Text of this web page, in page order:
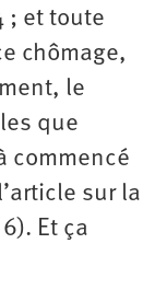
; et toute
chômage,
le
que
commencé
sur la
Et ça